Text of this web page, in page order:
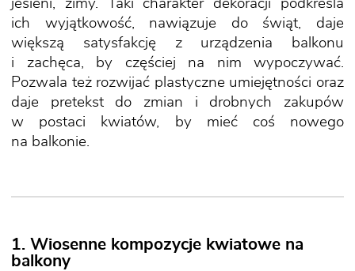
jesieni, zimy. Taki charakter dekoracji podkreśla
ich wyjątkowość, nawiązuje do świąt, daje
większą satysfakcję z urządzenia balkonu
i zachęca, by częściej na nim wypoczywać.
Pozwala też rozwijać plastyczne umiejętności oraz
daje pretekst do zmian i drobnych zakupów
w postaci kwiatów, by mieć coś nowego
na balkonie.
1. Wiosenne kompozycje kwiatowe na
balkony